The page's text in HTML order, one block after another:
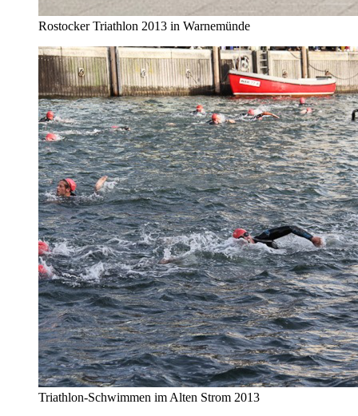
Rostocker Triathlon 2013 in Warnemünde
Triathlon-Schwimmen im Alten Strom 2013